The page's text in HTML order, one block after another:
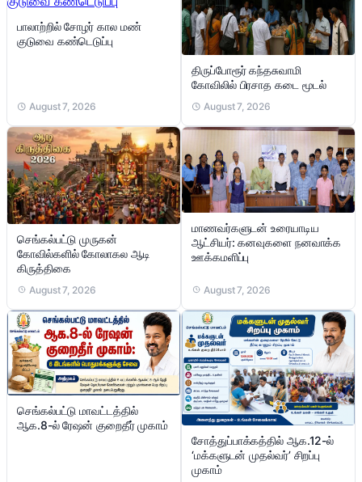
பாலாற்றில் சோழர் கால மண்
குடுவை கண்டெடுப்பு
August 7, 2026
திருப்போரூர் கந்தசுவாமி
கோவிலில் பிரசாத கடை மூடல்
August 7, 2026
செங்கல்பட்டு முருகன்
கோவில்களில் கோலாகல ஆடி
கிருத்திகை
August 7, 2026
மாணவர்களுடன் உரையாடிய
ஆட்சியர்: கனவுகளை நனவாக்க
ஊக்கமளிப்பு
August 7, 2026
செங்கல்பட்டு மாவட்டத்தில்
ஆக.8-ல் ரேஷன் குறைதீர் முகாம்
சோத்துப்பாக்கத்தில் ஆக.12-ல்
‘மக்களுடன் முதல்வர்’ சிறப்பு
முகாம்